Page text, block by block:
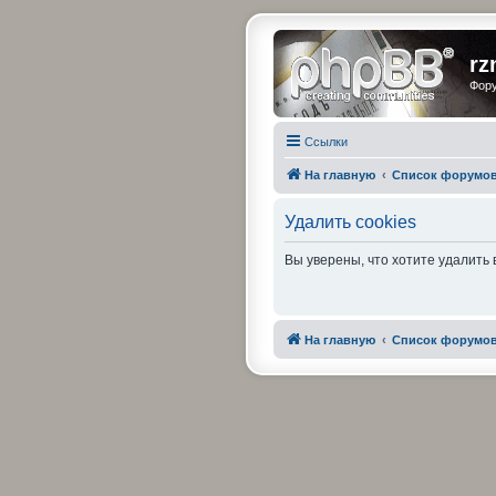
Ссылки
На главную Список
Удалить cookies
Вы уверены, что хотите
На главную Список